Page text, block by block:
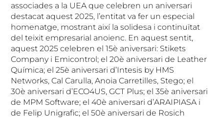
associades a la UEA que celebren un aniversari
destacat aquest 2025, l’entitat va fer un especial
homenatge, mostrant així la solidesa i continuïtat
del teixit empresarial anoienc. En aquest sentit,
aquest 2025 celebren el 15è aniversari: Stikets
Company i Emicontrol; el 20è aniversari de Leather
Química; el 25è aniversari d’Intesis by HMS
Networks, Cal Carulla, Anoia Carretilles, Stego; el
30è aniversari d’ECO4US, GCT Plus; el 35è aniversari
de MPM Software; el 40è aniversari d’ARAIPIASA i
de Felip Unigrafic; el 50è aniversari de Rosich